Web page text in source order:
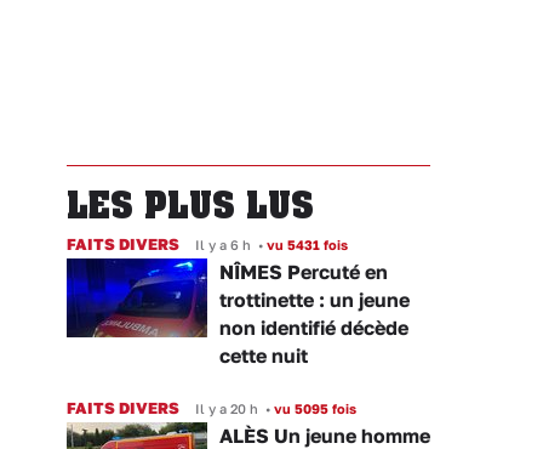
LES PLUS LUS
FAITS DIVERS Il y a 6 h • vu 5431 fois
NÎMES Percuté en
trottinette : un jeune
non identifié décède
cette nuit
FAITS DIVERS Il y a 20 h • vu 5095 fois
ALÈS Un jeune homme